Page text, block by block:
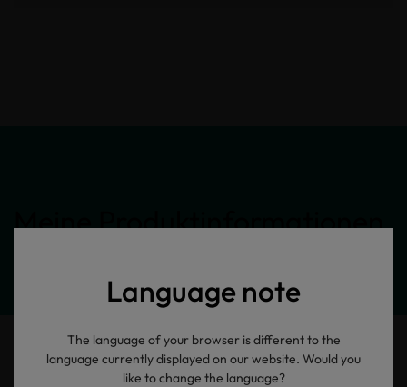
Language note
The language of your browser is different to the
language currently displayed on our website. Would you
like to change the language?
Meine Produktinformationen